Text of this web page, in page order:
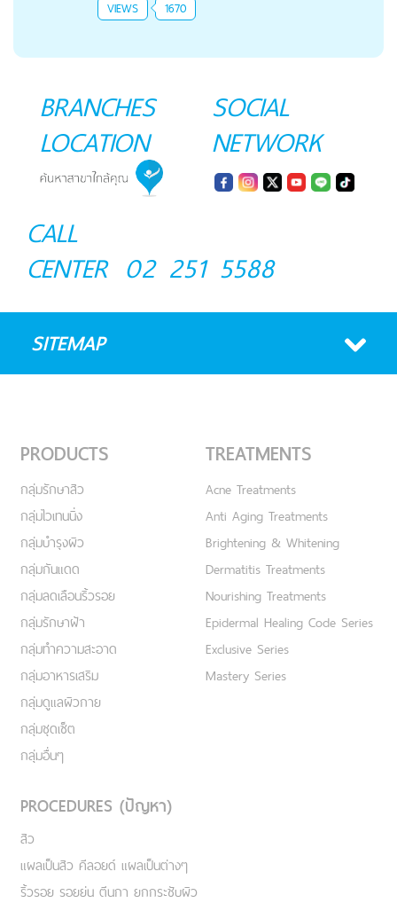
VIEWS 1670
BRANCHES
LOCATION
SOCIAL
NETWORK
CALL
CENTER 02 251 5588
SITEMAP
PRODUCTS
กลุ่มรักษาสิว
กลุ่มไวเทนนิ่ง
กลุ่มบำรุงผิว
กลุ่มกันแดด
กลุ่มลดเลือนริ้วรอย
กลุ่มรักษาฝ้า
กลุ่มทำความสะอาด
กลุ่มอาหารเสริม
กลุ่มดูแลผิวกาย
กลุ่มชุดเซ็ต
กลุ่มอื่นๆ
TREATMENTS
Acne Treatments
Anti Aging Treatments
Brightening & Whitening
Dermatitis Treatments
Nourishing Treatments
Epidermal Healing Code Series
Exclusive Series
Mastery Series
PROCEDURES (ปัญหา)
สิว
แผลเป็นสิว คีลอยด์ แผลเป็นต่างๆ
ริ้วรอย รอยย่น ตีนกา ยกกระชับผิว